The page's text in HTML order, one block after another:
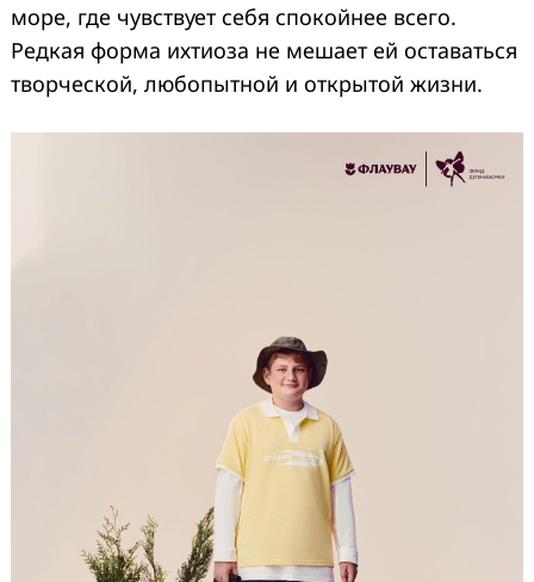
море, где чувствует себя спокойнее всего.
Редкая форма ихтиоза не мешает ей оставаться
творческой, любопытной и открытой жизни.